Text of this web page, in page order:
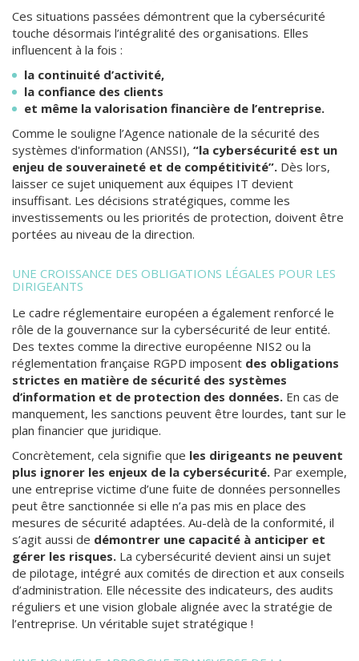
Ces situations passées démontrent que la cybersécurité
touche désormais l’intégralité des organisations. Elles
influencent à la fois :
la continuité d’activité,
la confiance des clients
et même la valorisation financière de l’entreprise.
Comme le souligne l’Agence nationale de la sécurité des
systèmes d'information (ANSSI), “la cybersécurité est un
enjeu de souveraineté et de compétitivité”. Dès lors,
laisser ce sujet uniquement aux équipes IT devient
insuffisant. Les décisions stratégiques, comme les
investissements ou les priorités de protection, doivent être
portées au niveau de la direction.
UNE CROISSANCE DES OBLIGATIONS LÉGALES POUR LES
DIRIGEANTS
Le cadre réglementaire européen a également renforcé le
rôle de la gouvernance sur la cybersécurité de leur entité.
Des textes comme la directive européenne NIS2 ou la
réglementation française RGPD imposent des obligations
strictes en matière de sécurité des systèmes
d’information et de protection des données. En cas de
manquement, les sanctions peuvent être lourdes, tant sur le
plan financier que juridique.
Concrètement, cela signifie que les dirigeants ne peuvent
plus ignorer les enjeux de la cybersécurité. Par exemple,
une entreprise victime d’une fuite de données personnelles
peut être sanctionnée si elle n’a pas mis en place des
mesures de sécurité adaptées. Au-delà de la conformité, il
s’agit aussi de démontrer une capacité à anticiper et
gérer les risques. La cybersécurité devient ainsi un sujet
de pilotage, intégré aux comités de direction et aux conseils
d’administration. Elle nécessite des indicateurs, des audits
réguliers et une vision globale alignée avec la stratégie de
l’entreprise. Un véritable sujet stratégique !